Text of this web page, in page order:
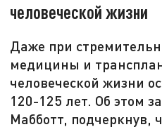
человеческой жизни
Даже при
медицины и
человеческой жизни
120-125 лет. Об этом
Мабботт, подчеркнув,